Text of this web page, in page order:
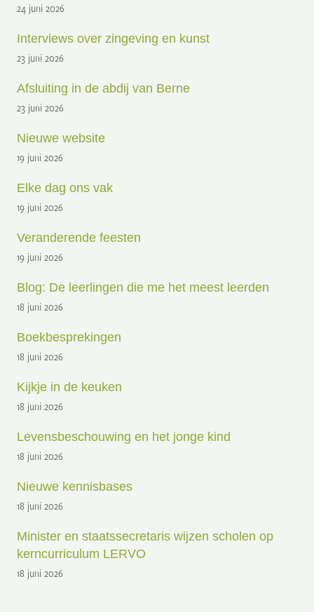
24 juni 2026
Interviews over zingeving en kunst
23 juni 2026
Afsluiting in de abdij van Berne
23 juni 2026
Nieuwe website
19 juni 2026
Elke dag ons vak
19 juni 2026
Veranderende feesten
19 juni 2026
Blog: De leerlingen die me het meest leerden
18 juni 2026
Boekbesprekingen
18 juni 2026
Kijkje in de keuken
18 juni 2026
Levensbeschouwing en het jonge kind
18 juni 2026
Nieuwe kennisbases
18 juni 2026
Minister en staatssecretaris wijzen scholen op
kerncurriculum LERVO
18 juni 2026